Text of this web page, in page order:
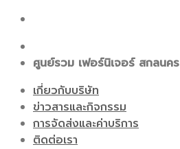
Skip
content
ศูนย์รวม เฟอร์นิเจอร์ สกลนคร
เกี่ยวกับบริษัท
ข่าวสารและกิจกรรม
การจัดส่งและค่าบริการ
ติดต่อเรา